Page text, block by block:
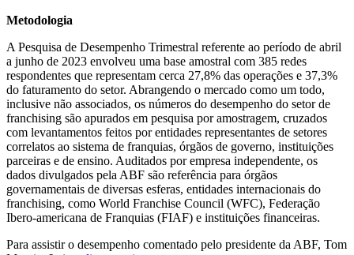
Metodologia
A Pesquisa de Desempenho Trimestral referente ao período de abril
a junho de 2023 envolveu uma base amostral com 385 redes
respondentes que representam cerca 27,8% das operações e 37,3%
do faturamento do setor. Abrangendo o mercado como um todo,
inclusive não associados, os números do desempenho do setor de
franchising são apurados em pesquisa por amostragem, cruzados
com levantamentos feitos por entidades representantes de setores
correlatos ao sistema de franquias, órgãos de governo, instituições
parceiras e de ensino. Auditados por empresa independente, os
dados divulgados pela ABF são referência para órgãos
governamentais de diversas esferas, entidades internacionais do
franchising, como World Franchise Council (WFC), Federação
Ibero-americana de Franquias (FIAF) e instituições financeiras.
Para assistir o desempenho comentado pelo presidente da ABF, Tom